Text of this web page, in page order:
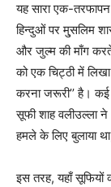
यह सारा एक-
हिन्दुओं पर मु्सलिम
और जुल्म की माँग
को एक चिट्ठी में
करना जरूरी’’ है। कई
सूफी शाह वलीउल्ला
हमले के लिए बुलाया
इस तरह, यहाँ सूफियों